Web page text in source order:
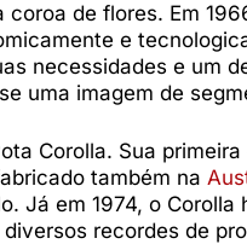
coroa de flores. Em
e
necessidades e um
uma imagem de
Corolla. Sua
também na
Já em 1974, o
recordes de